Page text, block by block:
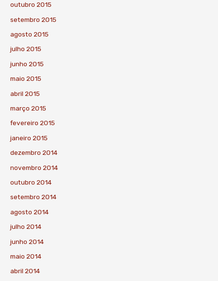
outubro 2015
setembro 2015
agosto 2015
julho 2015
junho 2015
maio 2015
abril 2015
março 2015
fevereiro 2015
janeiro 2015
dezembro 2014
novembro 2014
outubro 2014
setembro 2014
agosto 2014
julho 2014
junho 2014
maio 2014
abril 2014